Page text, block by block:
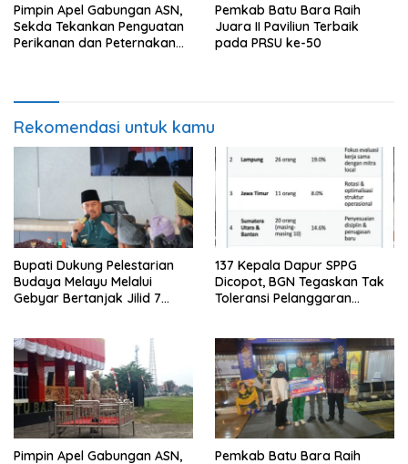
Pimpin Apel Gabungan ASN,
Sekda Tekankan Penguatan
Perikanan dan Peternakan
Pemkab Batu Bara Raih
Juara II Paviliun Terbaik
pada PRSU ke-50
Rekomendasi untuk kamu
Bupati Dukung Pelestarian
Budaya Melayu Melalui
Gebyar Bertanjak Jilid 7
137 Kepala Dapur SPPG
Dicopot, BGN Tegaskan Tak
Toleransi Pelanggaran
Pimpin Apel Gabungan ASN,
Pemkab Batu Bara Raih